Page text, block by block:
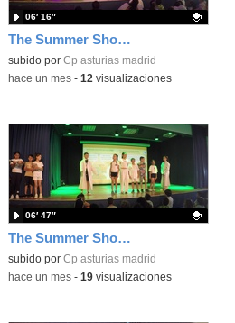
The Summer Show 003
Contenido educativo.
subido por Cp asturias madrid
06′ 16″
-hace un mes- 12 visualizaciones
The Summer Show 002
Contenido educativo.
subido por Cp asturias madrid
06′ 47″
-hace un mes- 19visualizaciones